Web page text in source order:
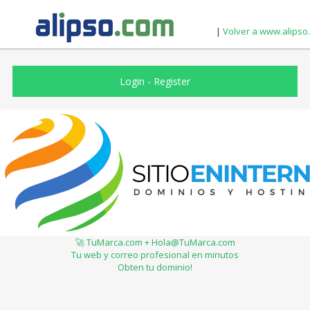
| Volver a
Login - Register
🚀 TuMarca.com + Hola@TuMarca.com
Tu web y correo profesional en minutos
Obten tu dominio!